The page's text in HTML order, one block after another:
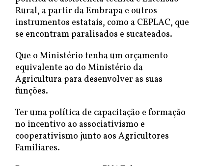
Rural, a partir da Embrapa e outros
instrumentos estatais, como a CEPLAC, que
se encontram paralisados e sucateados.
Que o Ministério tenha um orçamento
equivalente ao do Ministério da
Agricultura para desenvolver as suas
funções.
Ter uma política de capacitação e formação
no incentivo ao associativismo e
cooperativismo junto aos Agricultores
Familiares.